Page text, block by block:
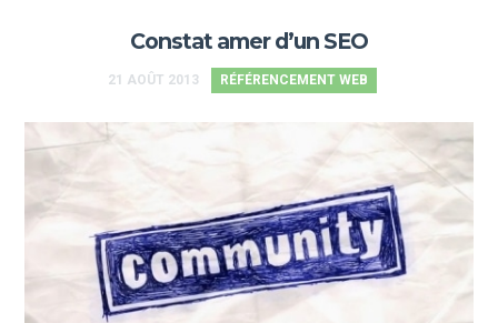
Constat amer d’un SEO
21 AOÛT 2013 RÉFÉRENCEMENT WEB